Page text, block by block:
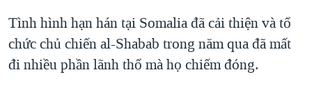
Tình hình hạn hán tại Somalia đã cải thiện và tổ
chức chủ chiến al-Shabab trong năm qua đã mất
đi nhiều phần lãnh thổ mà họ chiếm đóng.